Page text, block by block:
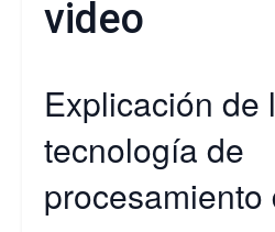
video
Explicación de
tecnología de
procesamiento